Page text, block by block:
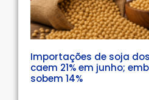
Importações de soja
caem 21% em junho;
sobem 14%